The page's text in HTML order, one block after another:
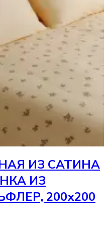
ИЗ САТИНА
ИЗ
200х200